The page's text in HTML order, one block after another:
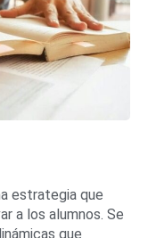
estrategia que
a los alumnos. Se
que